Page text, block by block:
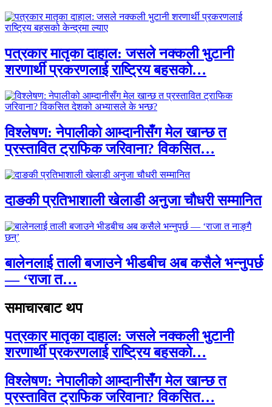
पत्रकार मातृका दाहाल: जसले नक्कली भुटानी
शरणार्थी प्रकरणलाई राष्ट्रिय बहसको…
विश्लेषण: नेपालीको आम्दानीसँग मेल खान्छ त
प्रस्तावित ट्राफिक जरिवाना? विकसित…
दाङकी प्रतिभाशाली खेलाडी अनुजा चौधरी सम्मानित
बालेनलाई ताली बजाउने भीडबीच अब कसैले भन्नुपर्छ
— ‘राजा त…
समाचारबाट थप
पत्रकार मातृका दाहाल: जसले नक्कली भुटानी
शरणार्थी प्रकरणलाई राष्ट्रिय बहसको…
विश्लेषण: नेपालीको आम्दानीसँग मेल खान्छ त
प्रस्तावित ट्राफिक जरिवाना? विकसित…